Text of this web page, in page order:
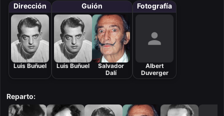
Dirección
Luis Buñuel
Guión
Luis Buñuel
Salvador
Dalí
Fotografía
Albert
Duverger
Reparto: